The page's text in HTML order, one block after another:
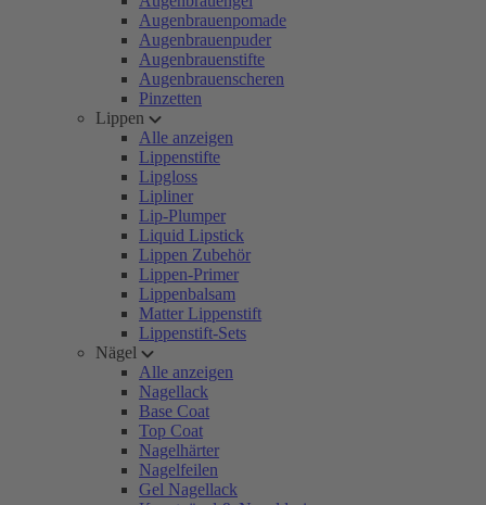
Augenbrauenpomade
Augenbrauenpuder
Augenbrauenstifte
Augenbrauenscheren
Pinzetten
Lippen
Alle anzeigen
Lippenstifte
Lipgloss
Lipliner
Lip-Plumper
Liquid Lipstick
Lippen Zubehör
Lippen-Primer
Lippenbalsam
Matter Lippenstift
Lippenstift-Sets
Nägel
Alle anzeigen
Nagellack
Base Coat
Top Coat
Nagelhärter
Nagelfeilen
Gel Nagellack